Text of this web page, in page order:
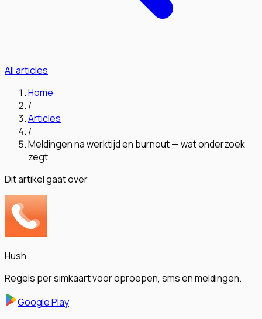
All articles
Home
/
Articles
/
Meldingen na werktijd en burnout — wat onderzoek
zegt
Dit artikel gaat over
Hush
Regels per simkaart voor oproepen, sms en meldingen.
Google Play